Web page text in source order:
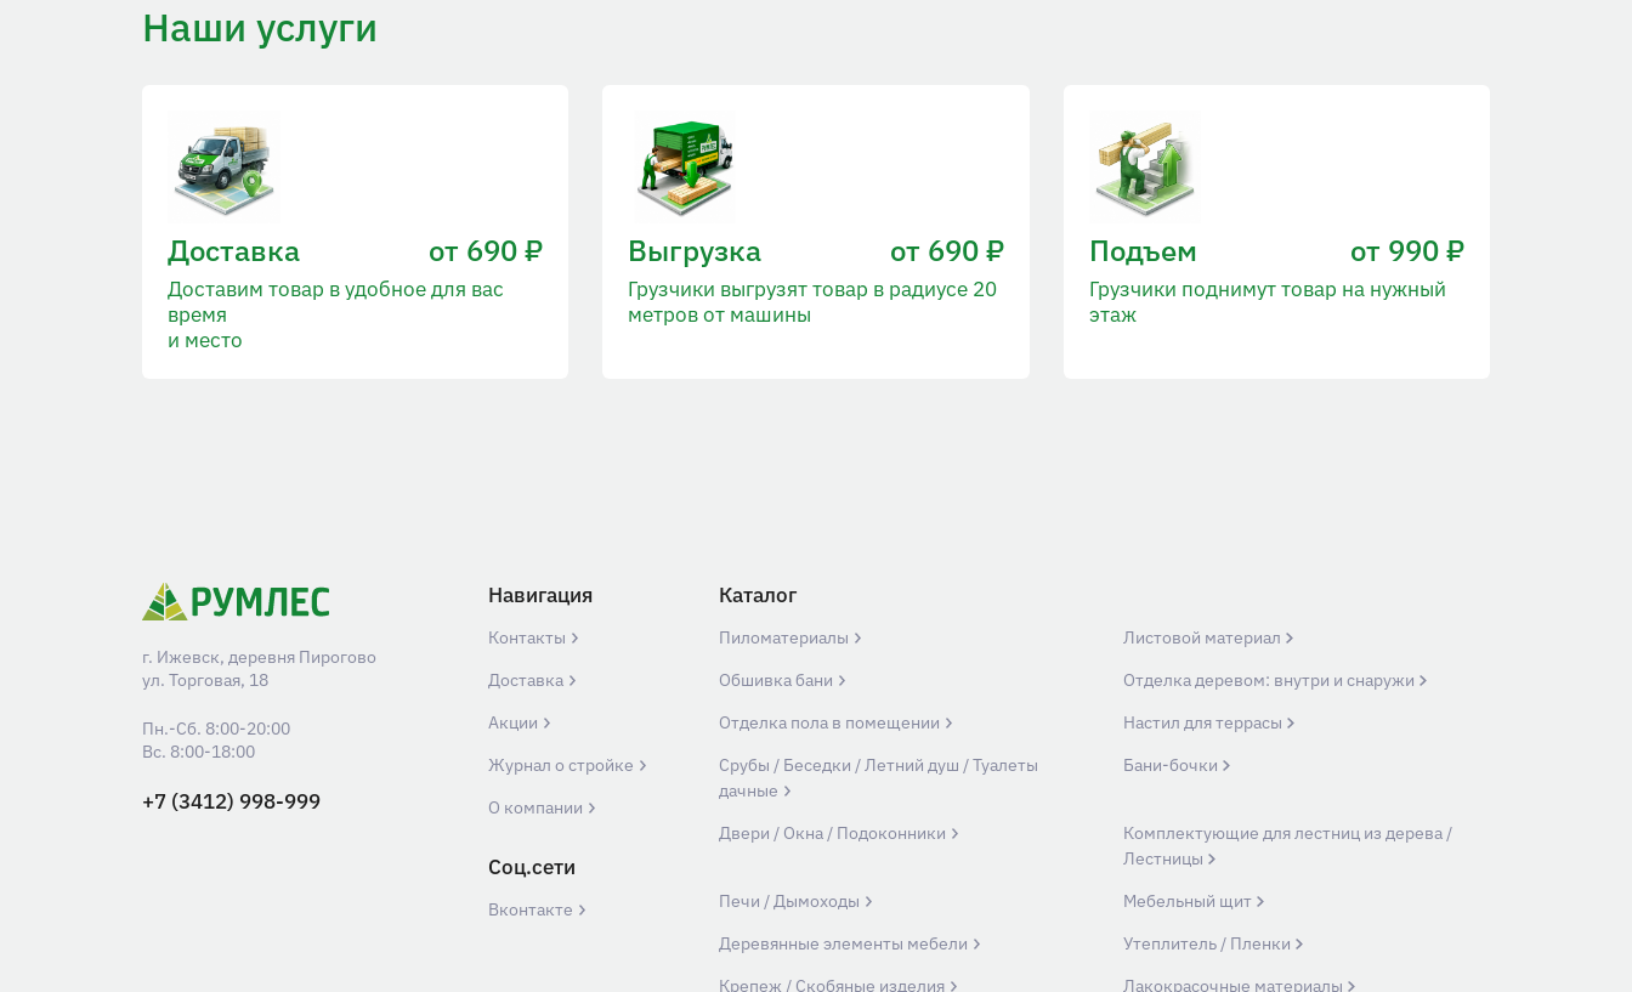
Наши услуги
Доставка от 690 ₽
Доставим товар в удобное для вас
время
и место
Выгрузка от 690 ₽
Грузчики выгрузят товар в радиусе 20
метров от машины
Подъем от 990 ₽
Грузчики поднимут товар на нужный
этаж
г. Ижевск, деревня Пирогово
ул. Торговая, 18
+7 (3412) 998-999
Пн.-Сб. 8:00-20:00
Вс. 8:00-18:00
Навигация
Контакты
Доставка
Акции
Журнал о стройке
О компании
Соц.сети
Вконтакте
Каталог
Пиломатериалы
Листовой материал
Обшивка бани
Отделка деревом: внутри и снаружи
Отделка пола в помещении
Настил для террасы
Срубы / Беседки / Летний душ / Туалеты
дачные
Бани-бочки
Двери / Окна / Подоконники
Комплектующие для лестниц из дерева /
Лестницы
Печи / Дымоходы
Мебельный щит
Деревянные элементы мебели
Утеплитель / Пленки
Крепеж / Скобяные изделия
Лакокрасочные материалы